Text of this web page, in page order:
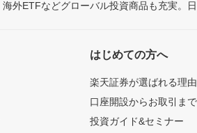
外ETFなどグローバル投資商品も充実。
はじめての方へ
楽天証券が選ばれる理由
口座開設からお取引ま
投資ガイド&セミナー